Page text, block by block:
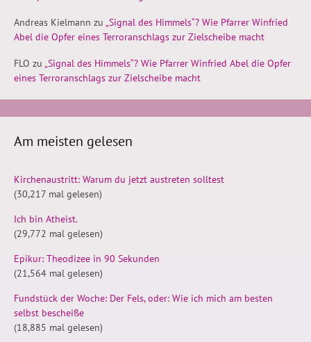
Andreas Kielmann zu „Signal des Himmels“? Wie Pfarrer Winfried
Abel die Opfer eines Terroranschlags zur Zielscheibe macht
FLO zu „Signal des Himmels“? Wie Pfarrer Winfried Abel die Opfer
eines Terroranschlags zur Zielscheibe macht
Am meisten gelesen
Kirchenaustritt: Warum du jetzt austreten solltest
(30,217 mal gelesen)
Ich bin Atheist.
(29,772 mal gelesen)
Epikur: Theodizee in 90 Sekunden
(21,564 mal gelesen)
Fundstück der Woche: Der Fels, oder: Wie ich mich am besten
selbst bescheiße
(18,885 mal gelesen)